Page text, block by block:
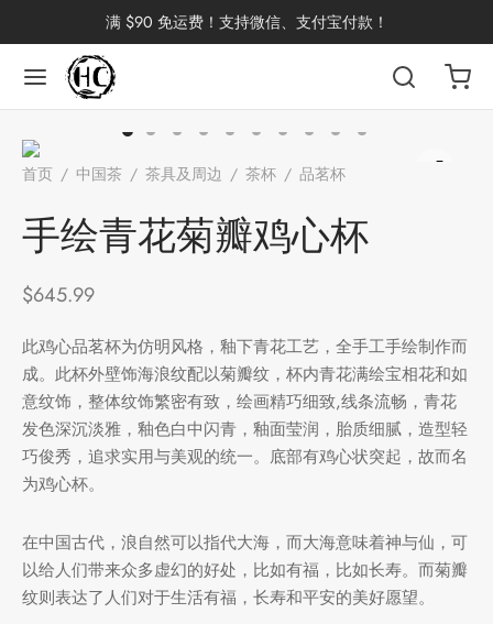
满 $90 免运费！支持微信、支付宝付款！
首页 / 中国茶 / 茶具及周边 / 茶杯 / 品茗杯
手绘青花菊瓣鸡心杯
$645.99
此鸡心品茗杯为仿明风格，釉下青花工艺，全手工手绘制作而
成。此杯外壁饰海浪纹配以菊瓣纹，杯内青花满绘宝相花和如
意纹饰，整体纹饰繁密有致，绘画精巧细致,线条流畅，青花
发色深沉淡雅，釉色白中闪青，釉面莹润，胎质细腻，造型轻
巧俊秀，追求实用与美观的统一。底部有鸡心状突起，故而名
为鸡心杯。
在中国古代，浪自然可以指代大海，而大海意味着神与仙，可
以给人们带来众多虚幻的好处，比如有福，比如长寿。而菊瓣
纹则表达了人们对于生活有福，长寿和平安的美好愿望。
茶
茶坊
装
具
储